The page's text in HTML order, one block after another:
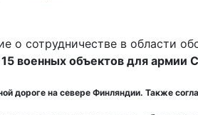
о сотрудничестве в области
военных объектов для армии
дороге на севере Финляндии. Также